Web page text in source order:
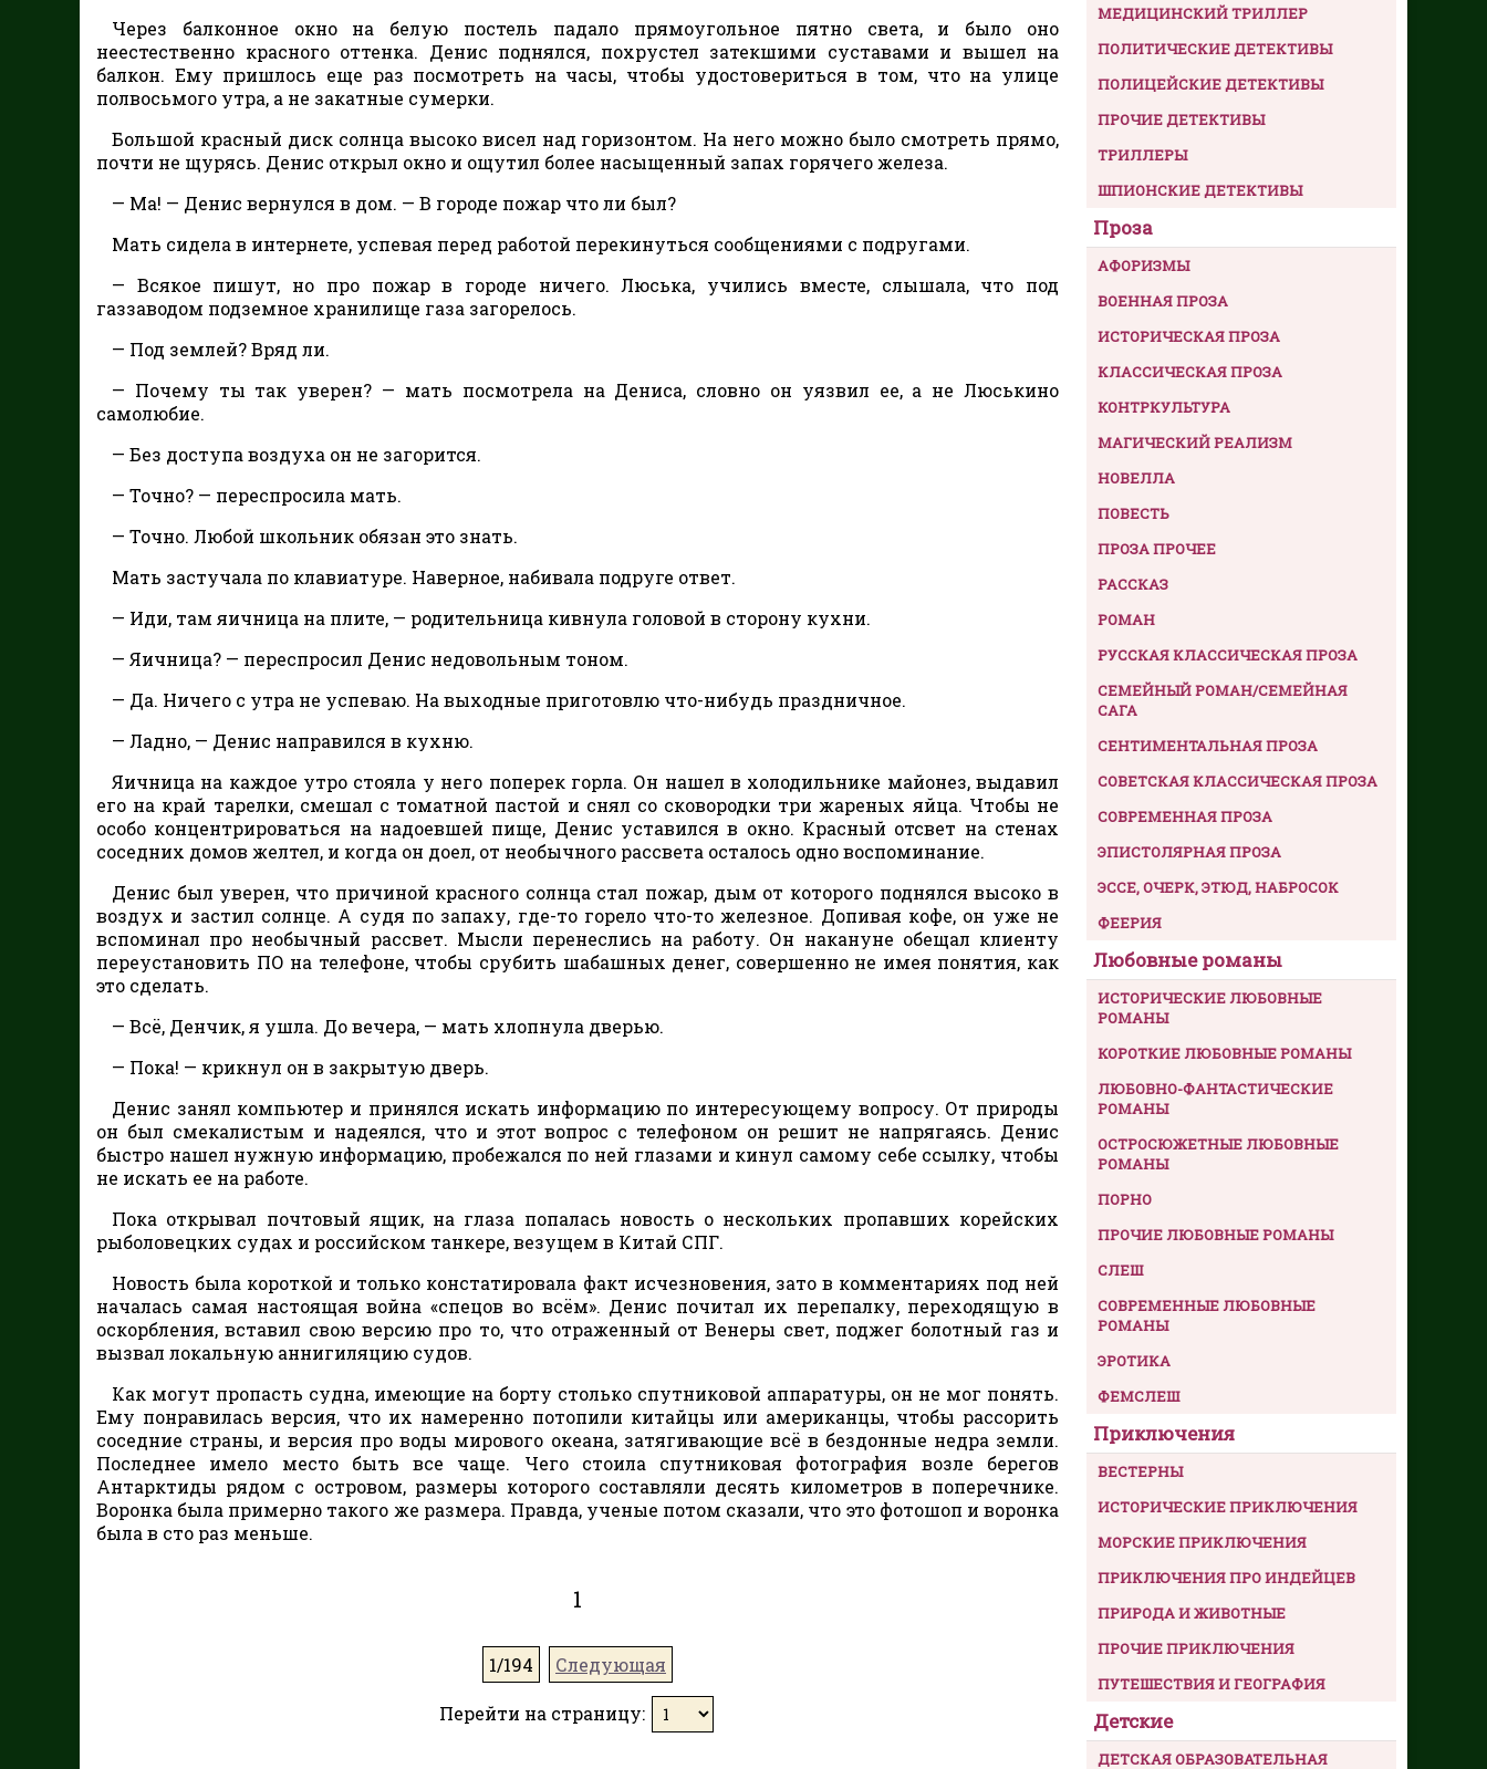
Через балконное окно на белую постель падало прямоугольное пятно света, и было оно
неестественно красного оттенка. Денис поднялся, похрустел затекшими суставами и вышел на
балкон. Ему пришлось еще раз посмотреть на часы, чтобы удостовериться в том, что на улице
полвосьмого утра, а не закатные сумерки.
Большой красный диск солнца высоко висел над горизонтом. На него можно было смотреть прямо,
почти не щурясь. Денис открыл окно и ощутил более насыщенный запах горячего железа.
— Ма! — Денис вернулся в дом. — В городе пожар что ли был?
Мать сидела в интернете, успевая перед работой перекинуться сообщениями с подругами.
— Всякое пишут, но про пожар в городе ничего. Люська, учились вместе, слышала, что под
газзаводом подземное хранилище газа загорелось.
— Под землей? Вряд ли.
— Почему ты так уверен? — мать посмотрела на Дениса, словно он уязвил ее, а не Люськино
самолюбие.
— Без доступа воздуха он не загорится.
— Точно? — переспросила мать.
— Точно. Любой школьник обязан это знать.
Мать застучала по клавиатуре. Наверное, набивала подруге ответ.
— Иди, там яичница на плите, — родительница кивнула головой в сторону кухни.
— Яичница? — переспросил Денис недовольным тоном.
— Да. Ничего с утра не успеваю. На выходные приготовлю что-нибудь праздничное.
— Ладно, — Денис направился в кухню.
Яичница на каждое утро стояла у него поперек горла. Он нашел в холодильнике майонез, выдавил
его на край тарелки, смешал с томатной пастой и снял со сковородки три жареных яйца. Чтобы не
особо концентрироваться на надоевшей пище, Денис уставился в окно. Красный отсвет на стенах
соседних домов желтел, и когда он доел, от необычного рассвета осталось одно воспоминание.
Денис был уверен, что причиной красного солнца стал пожар, дым от которого поднялся высоко в
воздух и застил солнце. А судя по запаху, где-то горело что-то железное. Допивая кофе, он уже не
вспоминал про необычный рассвет. Мысли перенеслись на работу. Он накануне обещал клиенту
переустановить ПО на телефоне, чтобы срубить шабашных денег, совершенно не имея понятия, как
это сделать.
— Всё, Денчик, я ушла. До вечера, — мать хлопнула дверью.
— Пока! — крикнул он в закрытую дверь.
Денис занял компьютер и принялся искать информацию по интересующему вопросу. От природы
он был смекалистым и надеялся, что и этот вопрос с телефоном он решит не напрягаясь. Денис
быстро нашел нужную информацию, пробежался по ней глазами и кинул самому себе ссылку, чтобы
не искать ее на работе.
Пока открывал почтовый ящик, на глаза попалась новость о нескольких пропавших корейских
рыболовецких судах и российском танкере, везущем в Китай СПГ.
Новость была короткой и только констатировала факт исчезновения, зато в комментариях под ней
началась самая настоящая война «спецов во всём». Денис почитал их перепалку, переходящую в
оскорбления, вставил свою версию про то, что отраженный от Венеры свет, поджег болотный газ и
вызвал локальную аннигиляцию судов.
Как могут пропасть судна, имеющие на борту столько спутниковой аппаратуры, он не мог понять.
Ему понравилась версия, что их намеренно потопили китайцы или американцы, чтобы рассорить
соседние страны, и версия про воды мирового океана, затягивающие всё в бездонные недра земли.
Последнее имело место быть все чаще. Чего стоила спутниковая фотография возле берегов
Антарктиды рядом с островом, размеры которого составляли десять километров в поперечнике.
Воронка была примерно такого же размера. Правда, ученые потом сказали, что это фотошоп и воронка
была в сто раз меньше.
1
1/194 Следующая
Перейти на страницу:
МЕДИЦИНСКИЙ ТРИЛЛЕР
ПОЛИТИЧЕСКИЕ ДЕТЕКТИВЫ
ПОЛИЦЕЙСКИЕ ДЕТЕКТИВЫ
ПРОЧИЕ ДЕТЕКТИВЫ
ТРИЛЛЕРЫ
ШПИОНСКИЕ ДЕТЕКТИВЫ
Проза
АФОРИЗМЫ
ВОЕННАЯ ПРОЗА
ИСТОРИЧЕСКАЯ ПРОЗА
КЛАССИЧЕСКАЯ ПРОЗА
КОНТРКУЛЬТУРА
МАГИЧЕСКИЙ РЕАЛИЗМ
НОВЕЛЛА
ПОВЕСТЬ
ПРОЗА ПРОЧЕЕ
РАССКАЗ
РОМАН
РУССКАЯ КЛАССИЧЕСКАЯ ПРОЗА
СЕМЕЙНЫЙ РОМАН/СЕМЕЙНАЯ
САГА
СЕНТИМЕНТАЛЬНАЯ ПРОЗА
СОВЕТСКАЯ КЛАССИЧЕСКАЯ ПРОЗА
СОВРЕМЕННАЯ ПРОЗА
ЭПИСТОЛЯРНАЯ ПРОЗА
ЭССЕ, ОЧЕРК, ЭТЮД, НАБРОСОК
ФЕЕРИЯ
Любовные романы
ИСТОРИЧЕСКИЕ ЛЮБОВНЫЕ
РОМАНЫ
КОРОТКИЕ ЛЮБОВНЫЕ РОМАНЫ
ЛЮБОВНО-ФАНТАСТИЧЕСКИЕ
РОМАНЫ
ОСТРОСЮЖЕТНЫЕ ЛЮБОВНЫЕ
РОМАНЫ
ПОРНО
ПРОЧИЕ ЛЮБОВНЫЕ РОМАНЫ
СЛЕШ
СОВРЕМЕННЫЕ ЛЮБОВНЫЕ
РОМАНЫ
ЭРОТИКА
ФЕМСЛЕШ
Приключения
ВЕСТЕРНЫ
ИСТОРИЧЕСКИЕ ПРИКЛЮЧЕНИЯ
МОРСКИЕ ПРИКЛЮЧЕНИЯ
ПРИКЛЮЧЕНИЯ ПРО ИНДЕЙЦЕВ
ПРИРОДА И ЖИВОТНЫЕ
ПРОЧИЕ ПРИКЛЮЧЕНИЯ
ПУТЕШЕСТВИЯ И ГЕОГРАФИЯ
Детские
ДЕТСКАЯ ОБРАЗОВАТЕЛЬНАЯ